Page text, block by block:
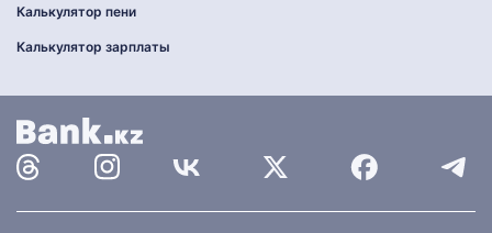
Калькулятор пени
Калькулятор зарплаты